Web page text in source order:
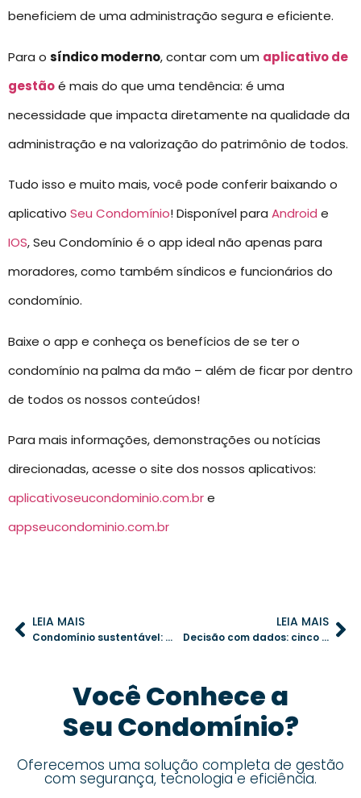
beneficiem de uma administração segura e eficiente.
Para o síndico moderno, contar com um aplicativo de
gestãoé mais do que uma tendência: é uma
necessidade que impacta diretamente na qualidade da
administração e na valorização do patrimônio de todos.
Tudo isso e muito mais, você pode conferir baixando o
aplicativo Seu Condomínio! Disponível para Android e
IOS, Seu Condomínio é o app ideal não apenas para
moradores, como também síndicos e funcionários do
condomínio.
Baixe o app e conheça os benefícios de se ter o
condomínio na palma da mão – além de ficar por dentro
de todos os nossos conteúdos!
Para mais informações, demonstrações ou notícias
direcionadas, acesse o site dos nossos aplicativos:
aplicativoseucondominio.com.bre
appseucondominio.com.br
LEIA MAIS
Condomínio sustentável: atitudes simples que geram impacto coletivo
LEIA MAIS
Decisão com dados: cinco relatórios indispensáveis na administração condominial
Você Conhece a
Seu Condomínio?
Oferecemos uma solução completa de gestão
com segurança, tecnologia e eficiência.